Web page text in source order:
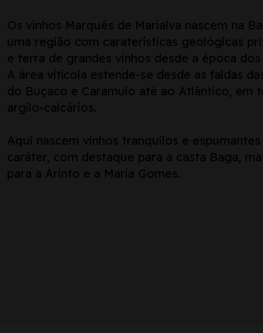
Os vinhos Marquês de Marialva nascem na
uma região com caraterísticas geológicas
e terra de grandes vinhos desde a época
A área vitícola estende-se desde as faldas
do Buçaco e Caramulo até ao Atlântico, em
argilo-calcários.
Aqui nascem vinhos tranquilos e
caráter, com destaque para a casta Baga,
para a Arinto e a Maria Gomes.